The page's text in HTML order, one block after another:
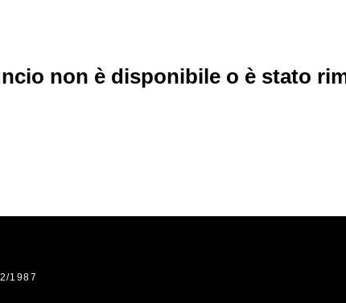
non è disponibile o è stato
1987